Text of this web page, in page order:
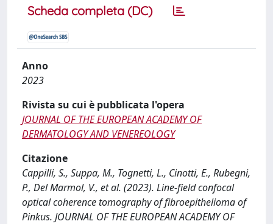
Scheda completa (DC)
Anno
2023
Rivista su cui è pubblicata l'opera
JOURNAL OF THE EUROPEAN ACADEMY OF
DERMATOLOGY AND VENEREOLOGY
Citazione
Cappilli, S., Suppa, M., Tognetti, L., Cinotti, E., Rubegni,
P., Del Marmol, V., et al. (2023). Line-field confocal
optical coherence tomography of fibroepithelioma of
Pinkus. JOURNAL OF THE EUROPEAN ACADEMY OF